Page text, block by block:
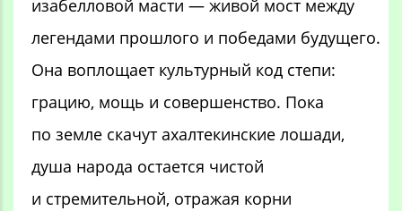
изабелловой масти — живой мост между
легендами прошлого и победами будущего.
Она воплощает культурный код степи:
грацию, мощь и совершенство. Пока
по земле скачут ахалтекинские лошади,
душа народа остается чистой
и стремительной, отражая корни